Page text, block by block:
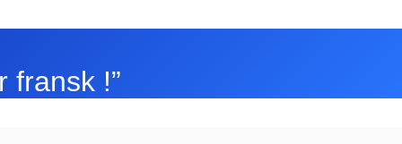
fransk !”